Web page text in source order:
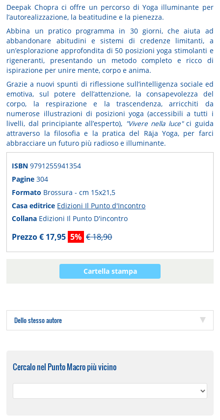
Deepak Chopra ci offre un percorso di Yoga illuminante per
l’autorealizzazione, la beatitudine e la pienezza.
Abbina un pratico programma in 30 giorni, che aiuta ad
abbandonare abitudini e sistemi di credenze limitanti, a
un’esplorazione approfondita di 50 posizioni yoga stimolanti e
rigeneranti, presentando un metodo completo e ricco di
ispirazione per unire mente, corpo e anima.
Grazie a nuovi spunti di riflessionesull’intelligenza sociale ed
emotiva, sul potere dell’attenzione, la consapevolezza del
corpo, la respirazione e la trascendenza, arricchiti da
numerose illustrazioni di posizioni yoga (accessibili a tutti i
livelli, dal principiante all’esperto), "Vivere nella luce"ci guida
attraverso la filosofia e la pratica del Rāja Yoga, per farci
abbracciare un futuro più radioso e illuminante.
ISBN9791255941354
Pagine304
Formato Brossura - cm 15x21,5
Casa editrice Edizioni Il Punto d'Incontro
Collana Edizioni Il Punto D'incontro
Prezzo € 17,95 5% € 18,90
Cartella stampa
Dello stesso autore
Cercalo nel Punto Macro più vicino